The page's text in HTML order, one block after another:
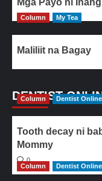
Mga Payo ni
Column My Tea
Maliliit na Bagay
DENTIST
Column Dentist Online
Tooth decay ni
Mommy
0
Column
Dentist Online